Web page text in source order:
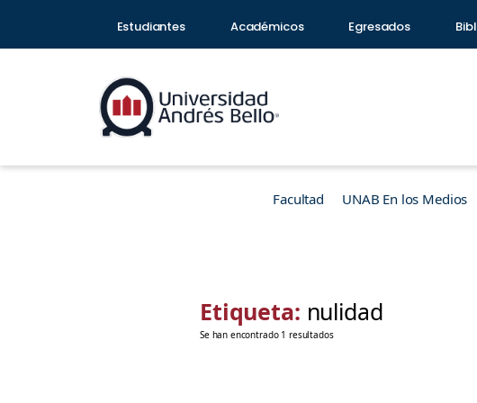
Estudiantes Académicos Egresados
Facultad UNAB En los Medios
Etiqueta: nulidad
Se han encontrado 1 resultados